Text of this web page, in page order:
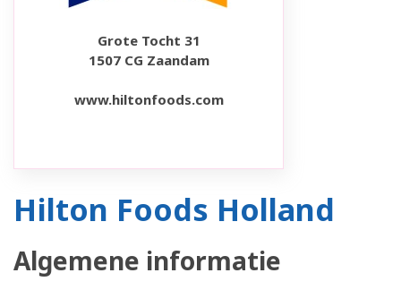
Grote Tocht 31
1507 CG Zaandam
www.hiltonfoods.com
Hilton Foods Holland
Algemene informatie